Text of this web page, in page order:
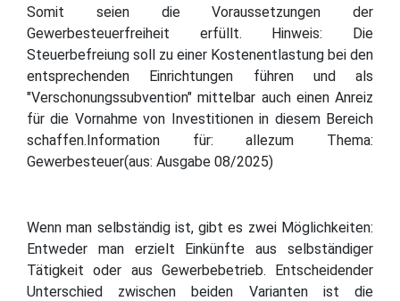
Somit seien die Voraussetzungen der
Gewerbesteuerfreiheit erfüllt. Hinweis: Die
Steuerbefreiung soll zu einer Kostenentlastung bei den
entsprechenden Einrichtungen führen und als
"Verschonungssubvention" mittelbar auch einen Anreiz
für die Vornahme von Investitionen in diesem Bereich
schaffen.Information für: allezum Thema:
Gewerbesteuer(aus: Ausgabe 08/2025)
Wenn man selbständig ist, gibt es zwei Möglichkeiten:
Entweder man erzielt Einkünfte aus selbständiger
Tätigkeit oder aus Gewerbebetrieb. Entscheidender
Unterschied zwischen beiden Varianten ist die